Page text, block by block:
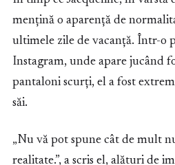
mențină o aparență de
ultimele zile de vacanță. Într-o
Instagram, unde apare jucând
pantaloni scurți, el a fost
săi.
„Nu vă pot spune cât de mult
realitate.”, a scris el, alături de